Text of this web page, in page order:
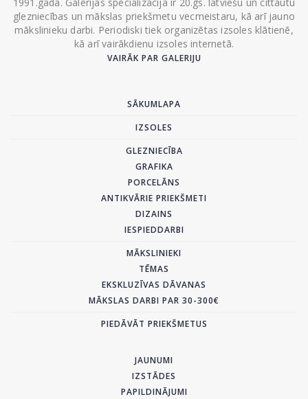
glezniecības un mākslas priekšmetu vecmeistaru, kā arī jauno
mākslinieku darbi. Periodiski tiek organizētas izsoles klātienē,
kā arī vairākdienu izsoles internetā.
VAIRĀK PAR GALERIJU
SĀKUMLAPA
IZSOLES
GLEZNIECĪBA
GRAFIKA
PORCELĀNS
ANTIKVĀRIE PRIEKŠMETI
DIZAINS
IESPIEDDARBI
MĀKSLINIEKI
TĒMAS
EKSKLUZĪVAS DĀVANAS
MĀKSLAS DARBI PAR 30-300€
PIEDĀVĀT PRIEKŠMETUS
JAUNUMI
IZSTĀDES
PAPILDINĀJUMI